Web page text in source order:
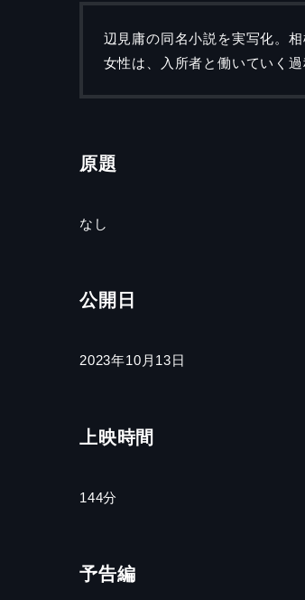
辺見庸の同名小説を実写化。
女性は、入所者と働いていく
原題
なし
公開日
2023年10月13日
上映時間
144分
予告編